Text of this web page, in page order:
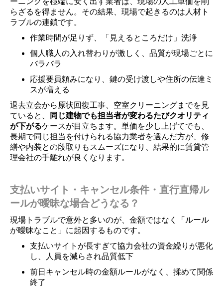
らざるを得ません。その結果、現場で起きるのは人材ト
ラブルの連鎖です。
作業時間が足りず、「見えるところだけ」洗浄
個人職人の入れ替わりが激しく、品質が現場ごとに
バラバラ
応援要員頼みになり、鍵の受け渡しや住所の伝達ミ
スが増える
退去立会から原状回復工事、空室クリーニングまでを見
ていると、
同じ建物でも担当者が変わるたびクオリティ
が下がるケースが目立ちます。単価を少し上げてでも、
長期で同じ担当を付けられる協力業者を選んだ方が、修
繕や内装との段取りもスムーズになり、結果的に賃貸管
理会社の手離れが良くなります。
支払いサイト・キャンセル条件・直行直帰ル
ールが曖昧な場合どうなる？
現場トラブルで意外と多いのが、金額ではなく「ルール
が曖昧なこと」に起因するものです。
支払いサイトが長すぎて協力会社の資金繰りが悪化
し、人員を減らされ品質低下
前日キャンセル時の金額ルールがなく、揉めて関係
終了